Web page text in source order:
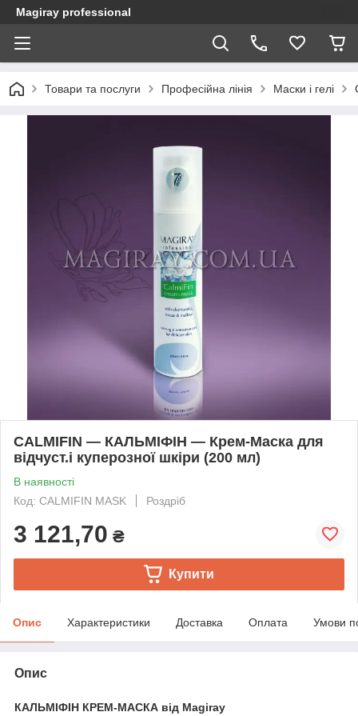
Magiray professional
Товари та послуги Професійна лінія Маски і гелі
CALMIFIN — КАЛЬМІФІН — Крем-Маска для
відчуст.і куперозної шкіри (200 мл)
В наявності
Код: CALMIFIN MASK
Роздріб
3 121,70 ₴
Купити
Опис Характеристики Доставка Оплата Умови
Опис
КАЛЬМІФІН КРЕМ-МАСКА від Magiray